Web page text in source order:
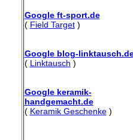
Google ft-sport.de
( Field Target)
Google blog-
( Linktausch )
Google keramik-
handgemacht.de
( Keramik Geschenke)